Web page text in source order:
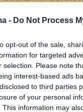
- Do Not Process
opt-out of the sale,
for targeted
selection. Please note
interest-based ads
to third parties
of your personal
This information may
πως οι δύο
ταράτσα
Τρίτη (12/
δεύτερη έδινε